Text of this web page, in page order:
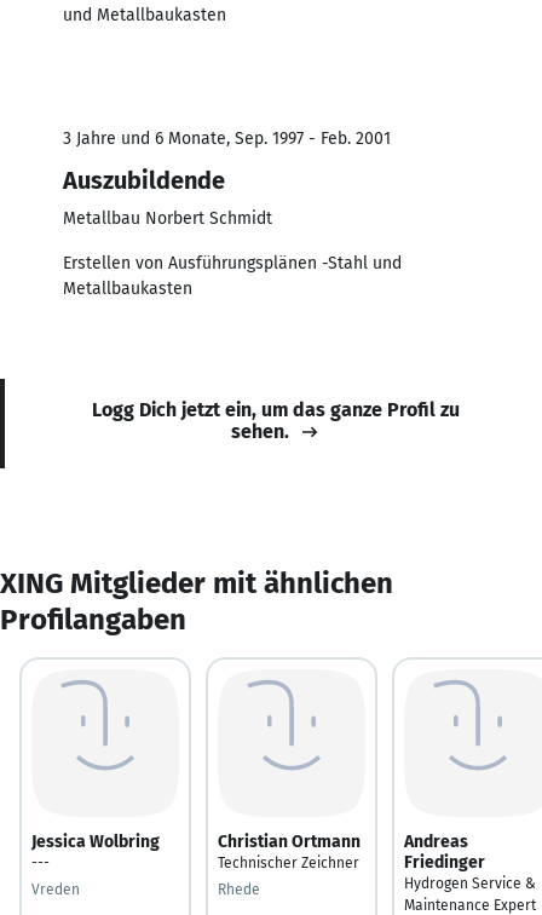
und Metallbaukasten
3 Jahre und 6 Monate, Sep. 1997 - Feb. 2001
Auszubildende
Metallbau Norbert Schmidt
Erstellen von Ausführungsplänen -Stahl und
Metallbaukasten
Logg Dich jetzt ein, um das ganze Profil zu
sehen.
XING Mitglieder mit ähnlichen
Profilangaben
Jessica Wolbring
---
Vreden
Christian Ortmann
Technischer Zeichner
Rhede
Andreas
Friedinger
Hydrogen Service &
Maintenance Expert